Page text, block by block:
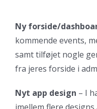
Ny forside/
kommende events,
samt tilføjet nogle
fra jeres forside i
Nyt app design – I